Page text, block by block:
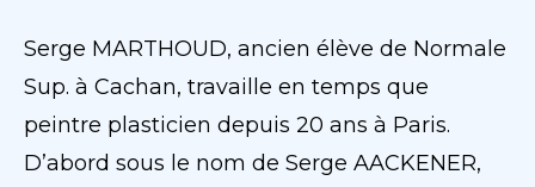
Serge MARTHOUD, ancien élève de Normale
Sup. à Cachan, travaille en temps que
peintre plasticien depuis 20 ans à Paris.
D’abord sous le nom de Serge AACKENER,